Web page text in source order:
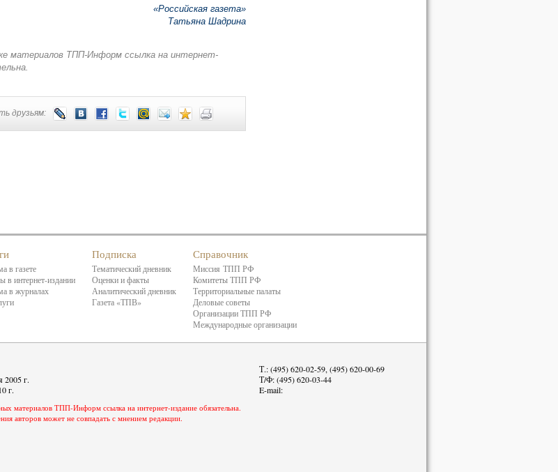
«Российская газета»
Татьяна Шадрина
материалов ТПП-Информ ссылка на интернет-
друзьям:
в газете
в интернет-издании
в журналах
Подписка
Тематический дневник
Оценки и факты
Аналитический дневник
Газета «ТПВ»
Справочник
Миссия ТПП РФ
Комитеты ТПП РФ
Территориальные палаты
Деловые советы
Организации ТПП РФ
Международные организации
2005 г.
г.
Т.: (495) 620-02-59, (495) 620-00-69
Т/Ф: (495) 620-03-44
E-mail:
материалов ТПП-Информ ссылка на интернет-издание обязательна.
авторов может не совпадать с мнением редакции.